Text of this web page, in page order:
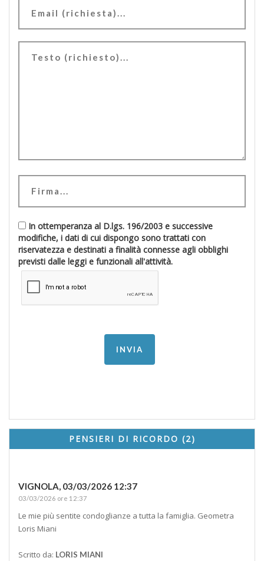
In ottemperanza al D.lgs. 196/2003 e successive
modifiche, i dati di cui dispongo sono trattati con
riservatezza e destinati a finalità connesse agli obblighi
previsti dalle leggi e funzionali all'attività.
PENSIERI DI RICORDO (2)
VIGNOLA, 03/03/2026 12:37
03/03/2026 ore 12:37
Le mie più sentite condoglianze a tutta la famiglia. Geometra
Loris Miani
Scritto da: LORIS MIANI